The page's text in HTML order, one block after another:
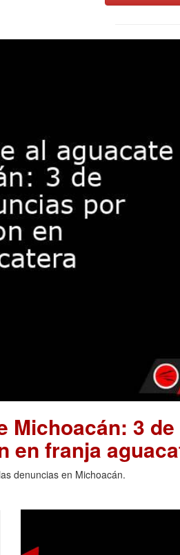
Michoacán: 3
en franja
denuncias en Michoacán.